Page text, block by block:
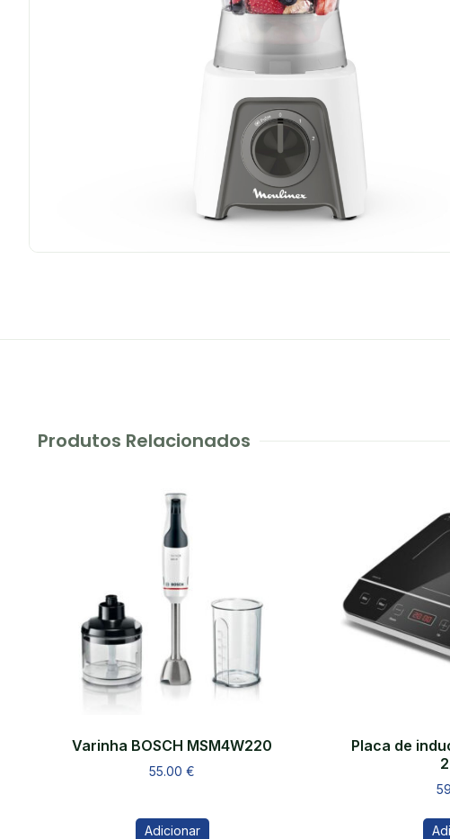
Produtos Relacionados
Varinha BOSCH MSM4W220
55.00€
Adicionar
Placa de